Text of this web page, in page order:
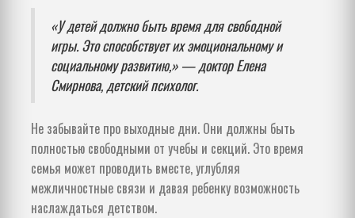
«У детей должно быть время для свободной
игры. Это способствует их эмоциональному и
социальному развитию,» — доктор Елена
Смирнова, детский психолог.
Не забывайте про выходные дни. Они должны быть
полностью свободными от учебы и секций. Это время
семья может проводить вместе, углубляя
межличностные связи и давая ребенку возможность
наслаждаться детством.